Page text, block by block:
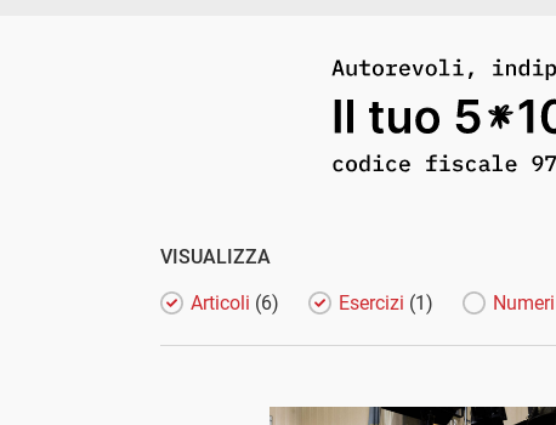
VISUALIZZA
Articoli (6) Esercizi (1) Numeri